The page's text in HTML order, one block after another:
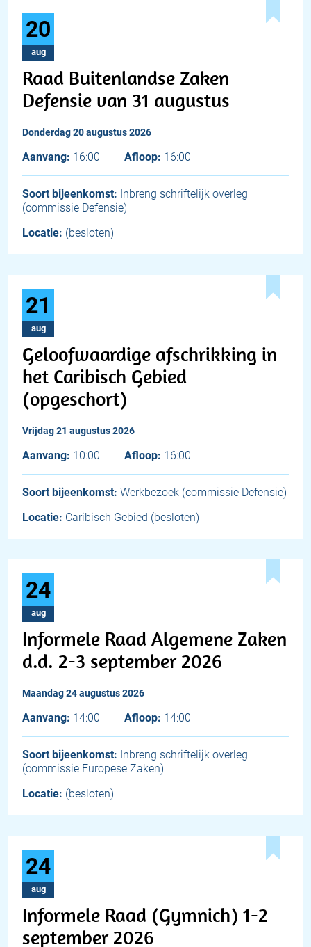
20
aug
Raad Buitenlandse Zaken
Defensie van 31 augustus
donderdag 20 augustus 2026
Aanvang: 16:00 Afloop: 16:00
Soort bijeenkomst: Inbreng schriftelijk overleg
(commissie Defensie)
Locatie: (besloten)
21
aug
Geloofwaardige afschrikking in
het Caribisch Gebied
(opgeschort)
vrijdag 21 augustus 2026
Aanvang: 10:00 Afloop: 16:00
Soort bijeenkomst: Werkbezoek (commissie Defensie)
Locatie: Caribisch Gebied (besloten)
24
aug
Informele Raad Algemene Zaken
d.d. 2-3 september 2026
maandag 24 augustus 2026
Aanvang: 14:00 Afloop: 14:00
Soort bijeenkomst: Inbreng schriftelijk overleg
(commissie Europese Zaken)
Locatie: (besloten)
24
aug
Informele Raad (Gymnich) 1-2
september 2026